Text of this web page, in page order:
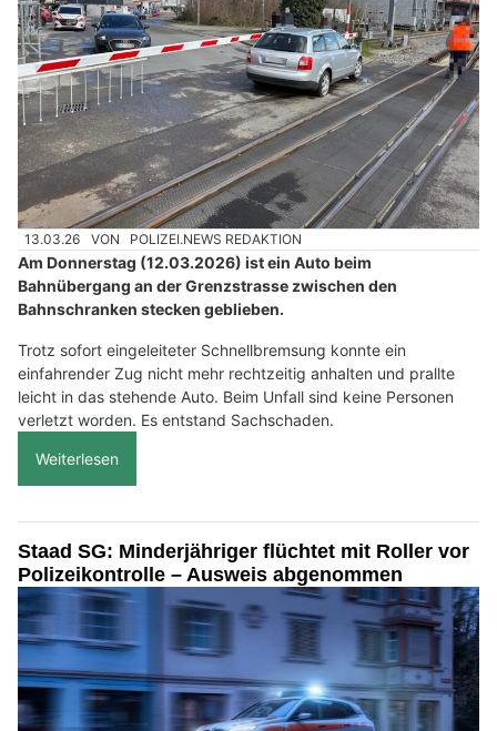
13.03.26 VON POLIZEI.NEWS REDAKTION
Am Donnerstag (12.03.2026) ist ein Auto beim
Bahnübergang an der Grenzstrasse zwischen den
Bahnschranken stecken geblieben.
Trotz sofort eingeleiteter Schnellbremsung konnte ein
einfahrender Zug nicht mehr rechtzeitig anhalten und prallte
leicht in das stehende Auto. Beim Unfall sind keine Personen
verletzt worden. Es entstand Sachschaden.
Weiterlesen
Staad SG: Minderjähriger flüchtet mit Roller vor
Polizeikontrolle – Ausweis abgenommen